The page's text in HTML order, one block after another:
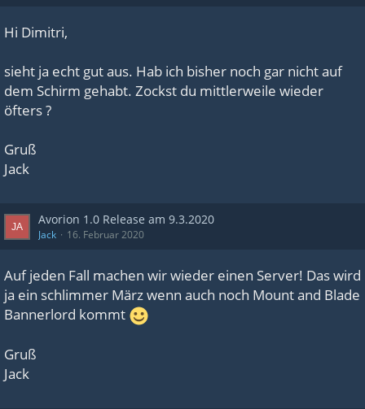
Hi Dimitri,
sieht ja echt gut aus. Hab ich bisher noch gar nicht auf
dem Schirm gehabt. Zockst du mittlerweile wieder
öfters ?
Gruß
Jack
Avorion 1.0 Release am 9.3.2020
Jack 16. Februar 2020
Auf jeden Fall machen wir wieder einen Server! Das wird
ja ein schlimmer März wenn auch noch Mount and Blade
Bannerlord kommt
Gruß
Jack